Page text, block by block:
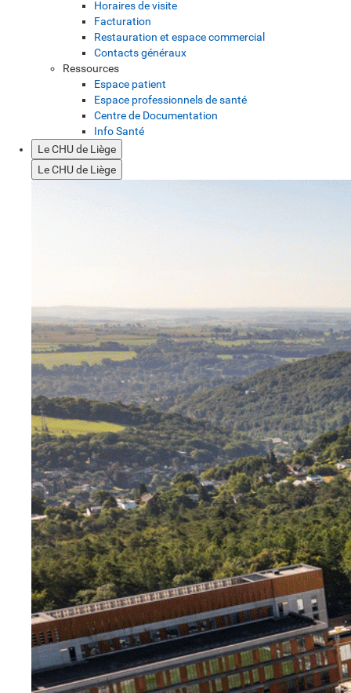
Horaires de visite
Facturation
Restauration et espace commercial
Contacts généraux
Ressources
Espace patient
Espace professionnels de santé
Centre de Documentation
Info Santé
Le CHU de Liège
Le CHU de Liège